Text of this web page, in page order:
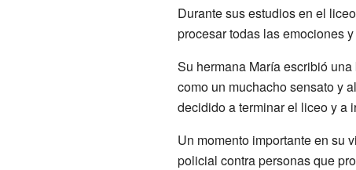
Durante sus estudios en el
procesar todas las emociones
Su hermana María escribió
como un muchacho sensato y
decidido a terminar el liceo y a
Un momento importante en su
policial contra personas que